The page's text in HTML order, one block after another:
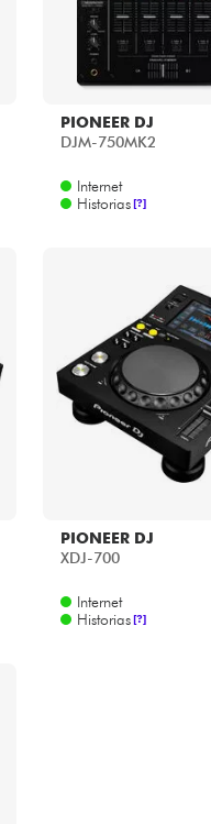
PIONEER DJ
DJM-750MK2
Internet
Historias[?]
PIONEER DJ
XDJ-700
Internet
Historias[?]